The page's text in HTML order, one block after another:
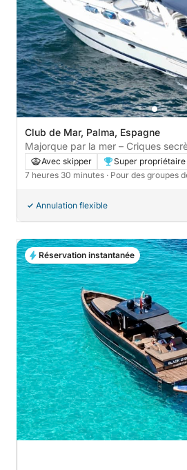
Club de Mar, Palma, Espagne
Majorque par la mer – Criques
emblématiques du littoral et une
Avec skipper Super propriétaire
7 heures 30 minutes · Pour des groupes
Annulation flexible
Réservation instantanée